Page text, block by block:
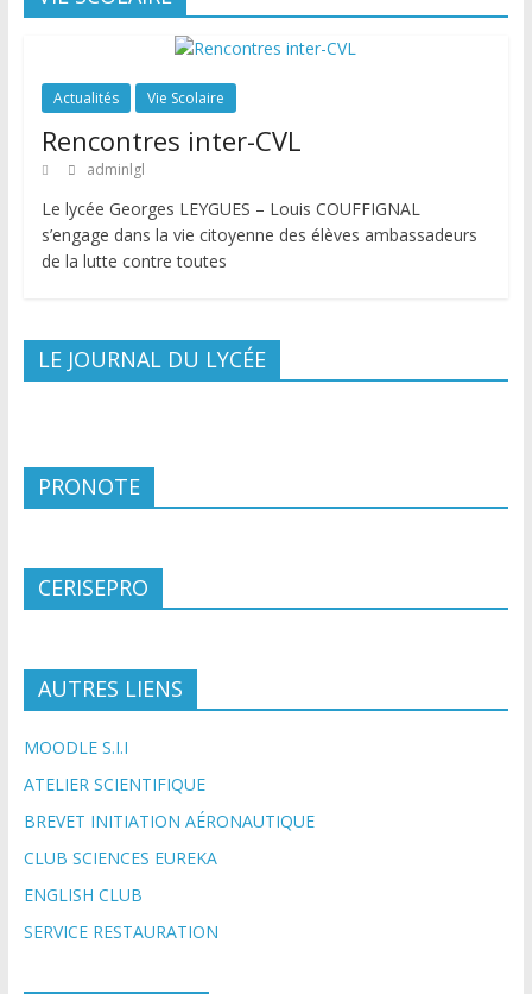
Actualités Vie Scolaire
Rencontres inter-CVL
adminlgl
Le lycée Georges LEYGUES – Louis COUFFIGNAL
s’engage dans la vie citoyenne des élèves ambassadeurs
de la lutte contre toutes
LE JOURNAL DU LYCÉE
PRONOTE
CERISEPRO
AUTRES LIENS
MOODLE S.I.I
ATELIER SCIENTIFIQUE
BREVET INITIATION AÉRONAUTIQUE
CLUB SCIENCES EUREKA
ENGLISH CLUB
SERVICE RESTAURATION